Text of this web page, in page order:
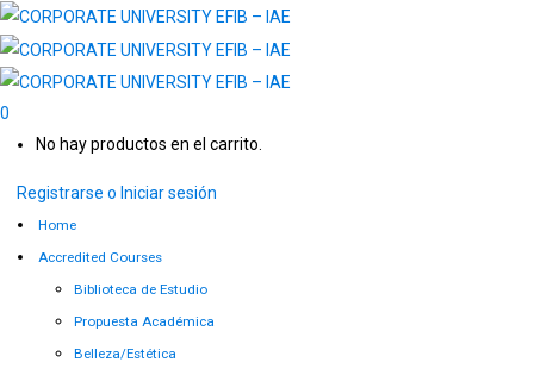
0
No hay productos en el carrito.
Registrarse o Iniciar sesión
Home
Accredited Courses
Biblioteca de Estudio
Propuesta Académica
Belleza/Estética